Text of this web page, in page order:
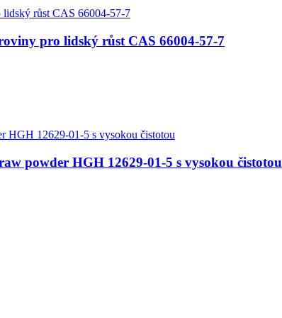
pro lidský růst CAS 66004-57-7
powder HGH 12629-01-5 s vysokou čistotou